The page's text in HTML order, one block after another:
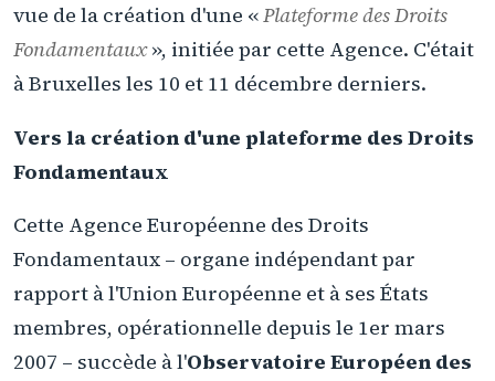
vue de la création d'une «Plateforme des Droits
Fondamentaux», initiée par cette Agence. C'était
à Bruxelles les 10 et 11 décembre derniers.
Vers la création d'une plateforme des Droits
Fondamentaux
Cette Agence Européenne des Droits
Fondamentaux – organe indépendant par
rapport à l'Union Européenne et à ses États
membres, opérationnelle depuis le 1er mars
2007 – succède à l'Observatoire Européen des